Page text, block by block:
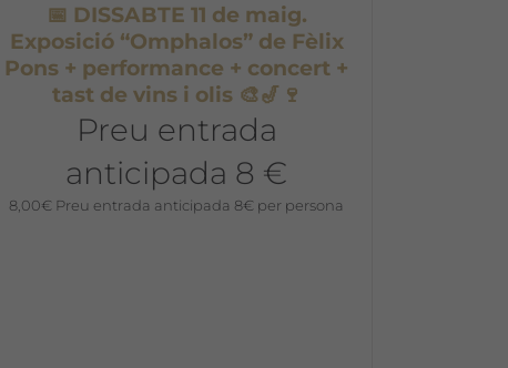
📅 DISSABTE 11 de maig.
Exposició “Omphalos” de Fèlix
Pons + performance + concert +
tast de vins i olis 🎨🎷🍷
Preu entrada
anticipada 8 €
8,00€ Preu entrada anticipada 8€ per persona